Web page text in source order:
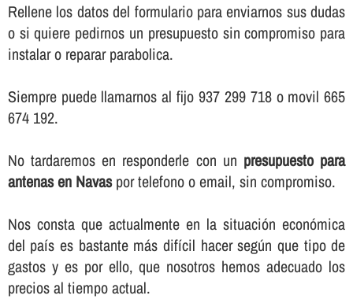
Rellene los datos del formulario para enviarnos sus dudas
o si quiere pedirnos un presupuesto sin compromiso para
instalar o reparar parabolica.
Siempre puede llamarnos al fijo 937 299 718 o movil 665
674 192.
No tardaremos en responderle con un presupuesto para
antenas en Navaspor telefono o email, sin compromiso.
Nos consta que actualmente en la situación económica
del paí­s es bastante más difí­cil hacer según que tipo de
gastos y es por ello, que nosotros hemos adecuado los
precios al tiempo actual.